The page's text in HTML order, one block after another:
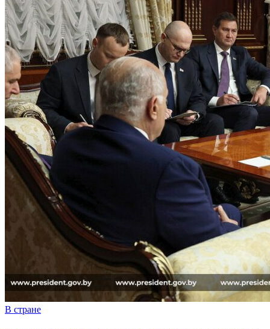
Власть
Алексей Кушнаренко поздравил строителей с
профессиональным праздником
Сегодня, 09:03